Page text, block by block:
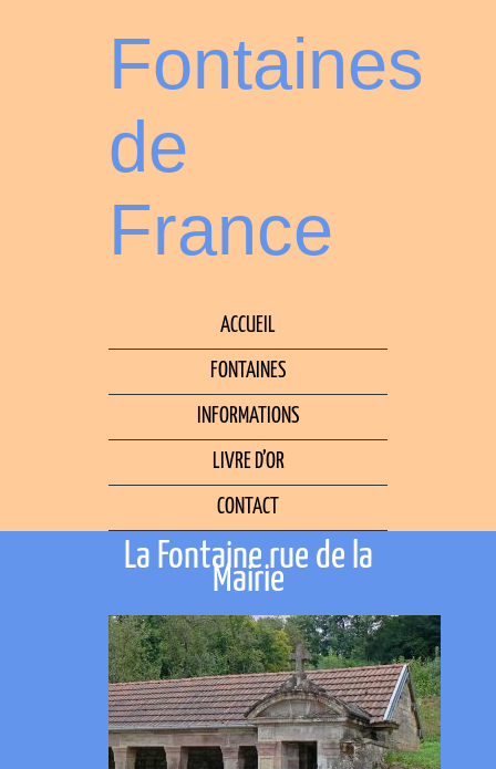
Fontaines
de
France
ACCUEIL
FONTAINES
INFORMATIONS
LIVRE D’OR
CONTACT
La Fontaine rue de la
Mairie